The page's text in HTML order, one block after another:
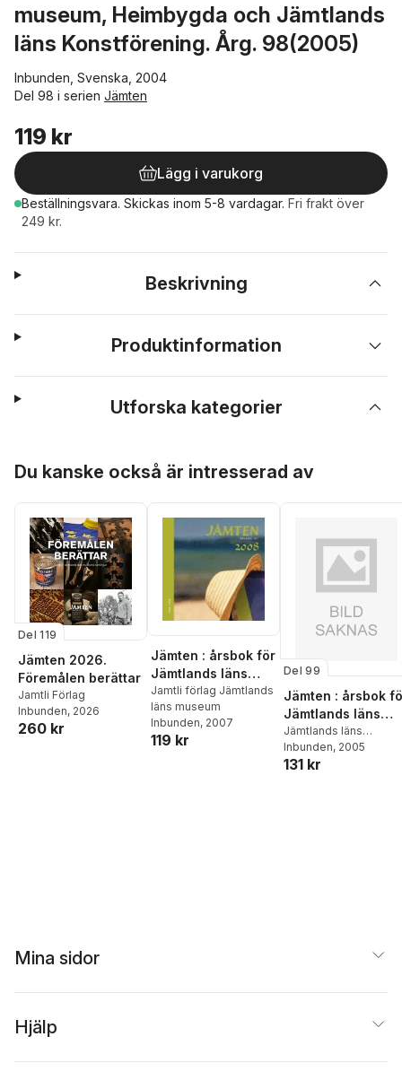
museum, Heimbygda och Jämtlands
läns Konstförening. Årg. 98(2005)
Inbunden, Svenska, 2004
Del 98 i serien Jämten
119 kr
Lägg i varukorg
Beställningsvara. Skickas inom 5-8 vardagar. Fri frakt över
249 kr.
Beskrivning
Produktinformation
Utforska kategorier
Du kanske också är intresserad av
Del 119
Jämten 2026.
Föremålen berättar
Jamtli Förlag
Inbunden, 2026
260 kr
Jämten : årsbok för
Jämtlands läns
museum,
Heimbygda och
Jämtlands läns
Konstförening. Årg.
Jamtli förlag Jämtlands
läns museum
Inbunden, 2007
119 kr
Del 99
Jämten : årsbok
Jämtlands läns
museum,
Heimbygda och
Jämtlands läns
Jämtlands läns
museum,Heimbygda
Inbunden, 2005
131 kr
Mina sidor
Hjälp